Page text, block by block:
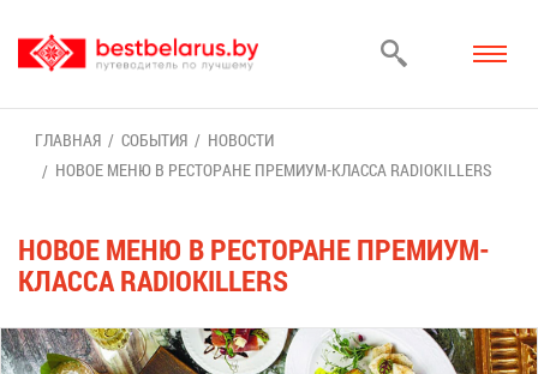
ГЛАВ­НАЯ СО­БЫ­ТИЯ
НО­ВО­СТИ
НО­ВОЕ МЕ­НЮ В РЕ­СТО­РАНЕ ПРЕ­МИ­УМ-КЛАС­СА RADIOKILLERS
НО­ВОЕ МЕ­НЮ В РЕ­СТО­РАНЕ ПРЕ­МИ­УМ-
КЛАС­СА RADIOKILLERS